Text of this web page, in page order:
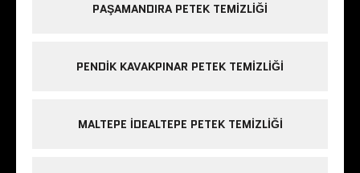
PAŞAMANDIRA PETEK TEMIZLIĞI
PENDIK KAVAKPINAR PETEK TEMIZLIĞI
MALTEPE IDEALTEPE PETEK TEMIZLIĞI